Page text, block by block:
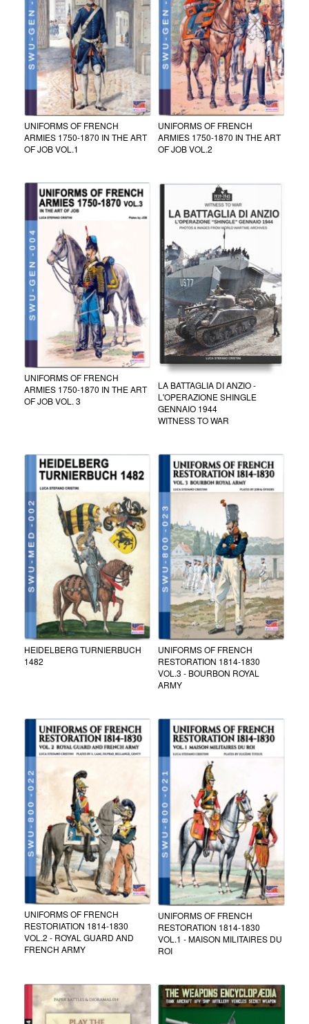
UNIFORMS OF FRENCH
ARMIES 1750-1870 IN THE ART
OF JOB VOL.1
UNIFORMS OF FRENCH
ARMIES 1750-1870 IN THE ART
OF JOB VOL.2
UNIFORMS OF FRENCH
ARMIES 1750-1870 IN THE ART
OF JOB VOL. 3
LA BATTAGLIA DI ANZIO -
L'OPERAZIONE SHINGLE
GENNAIO 1944
WITNESS TO WAR
HEIDELBERG TURNIERBUCH
1482
UNIFORMS OF FRENCH
RESTORATION 1814-1830
VOL.3 - BOURBON ROYAL
ARMY
UNIFORMS OF FRENCH
RESTORIATION 1814-1830
VOL.2 - ROYAL GUARD AND
FRENCH ARMY
UNIFORMS OF FRENCH
RESTORATION 1814-1830
VOL.1 - MAISON MILITAIRES DU
ROI